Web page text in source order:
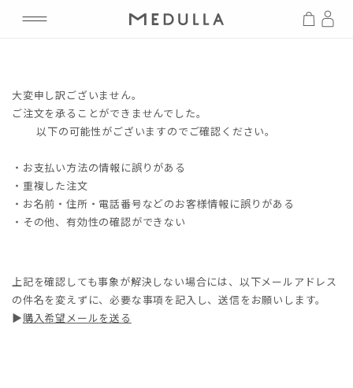
大変申し訳ございません。
ご注文を承ることができませんでした。
以下の可能性がございますのでご確認ください。
・お支払い方法の情報に誤りがある
・重複した注文
・お名前・住所・電話番号などのお客様情報に誤りがある
・その他、有効性の確認ができない
上記を確認しても事象が解決しない場合には、以下メールアドレス
の件名を変えずに、必要な事項を記入し、送信をお願いします。
▶︎購入希望メールを送る